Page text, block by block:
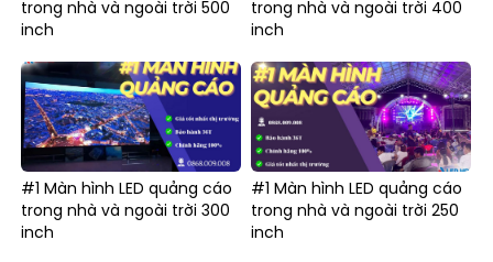
trong nhà và ngoài trời 500
inch
trong nhà và ngoài trời 400
inch
#1 Màn hình LED quảng cáo
trong nhà và ngoài trời 300
inch
#1 Màn hình LED quảng cáo
trong nhà và ngoài trời 250
inch